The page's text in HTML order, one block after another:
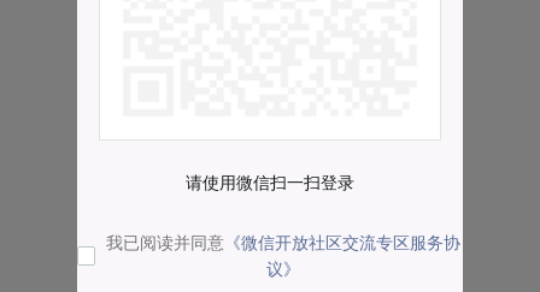
请使用微信扫一扫登录
我已阅读并同意 《微信开放社区交流专区服务协
议》